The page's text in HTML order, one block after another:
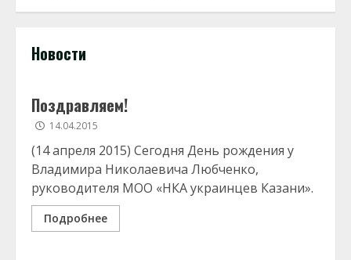
Новости
Поздравляем!
14.04.2015
(14 апреля 2015) Сегодня День рождения у
Владимира Николаевича Любченко,
руководителя МОО «НКА украинцев Казани».
Подробнее